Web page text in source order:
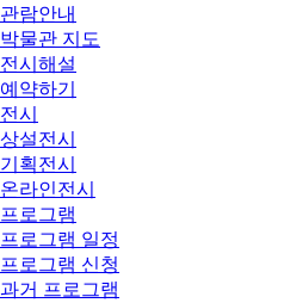
관람안내
박물관 지도
전시해설
예약하기
전시
상설전시
기획전시
온라인전시
프로그램
프로그램 일정
프로그램 신청
과거 프로그램